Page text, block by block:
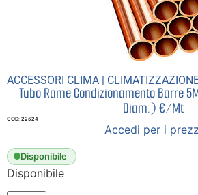
ACCESSORI CLIMA |
Tubo Rame Condizionamento Barre
Diam.) €/Mt
COD: 22524
Accedi per i
Disponibile
Disponibile